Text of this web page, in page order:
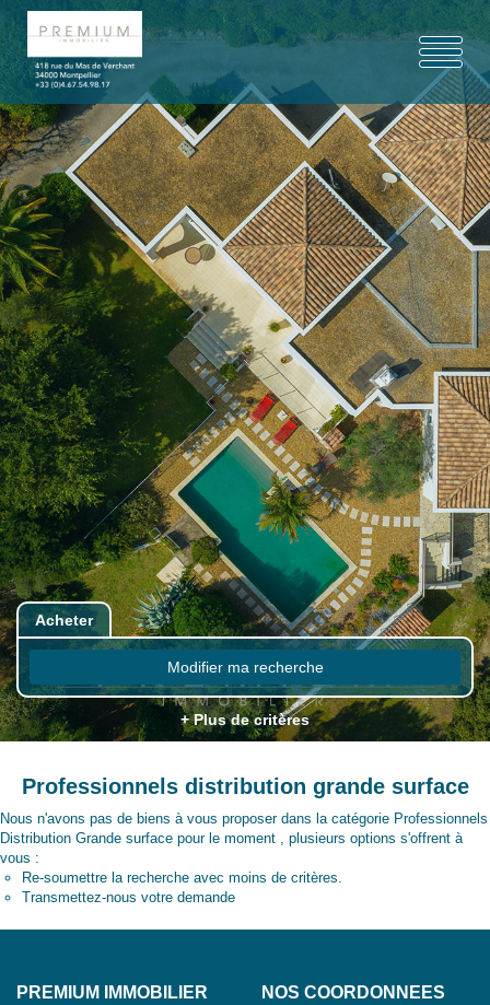
Acheter
Modifier ma recherche
+ Plus de critères
Professionnels distribution grande surface
Nous n'avons pas de biens à vous proposer dans la catégorie Professionnels
Distribution Grande surface pour le moment , plusieurs options s'offrent à
vous :
Re-soumettre la recherche avec moins de critères.
Transmettez-nous votre demande
PREMIUM IMMOBILIER NOS COORDONNÉES